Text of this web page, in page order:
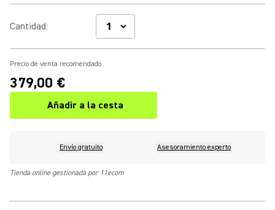
Cantidad:
Precio de venta recomendado
379,00 €
Añadir a la cesta
Envío gratuito Asesoramiento experto
Tienda online gestionada por 11ecom